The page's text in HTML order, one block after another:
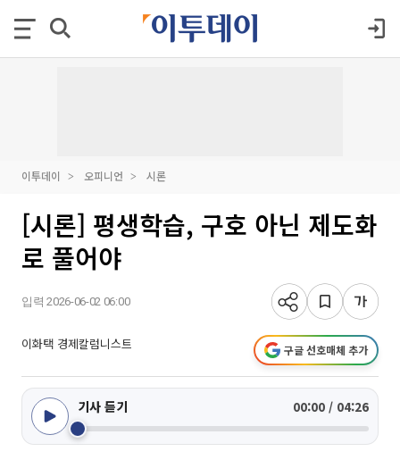
이투데이 오피니언 시론
[시론] 평생학습, 구호 아닌 제도화
로 풀어야
입력 2026-06-02 06:00
이화택 경제칼럼니스트 구글 선호매체 추가
기사 듣기 00:00 / 04:26